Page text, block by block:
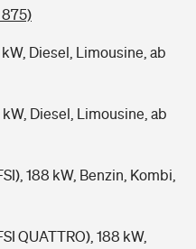
Diesel, Limousine, ab
Diesel, Limousine, ab
188 kW, Benzin, Kombi,
QUATTRO), 188 kW,